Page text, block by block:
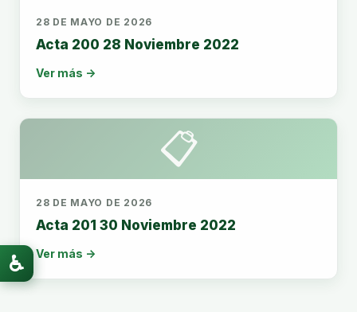
28 DE MAYO DE 2026
Acta 200 28 Noviembre 2022
Ver más →
📋
28 DE MAYO DE 2026
Acta 201 30 Noviembre 2022
Ver más →
♿